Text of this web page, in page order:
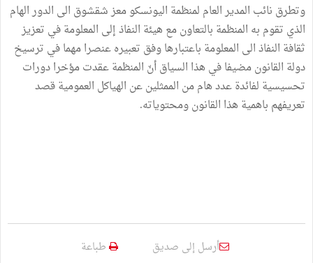
وتطرق نائب المدير العام لمنظمة اليونسكو معز شقشوق الى الدور الهام
الذي تقوم به المنظمة بالتعاون مع هيئة النفاذ إلى المعلومة في تعزيز
ثقافة النفاذ الى المعلومة باعتبارها وفق تعبيره عنصرا مهما في ترسيخ
دولة القانون مضيفا في هذا السياق أنّ المنظمة عقدت مؤخرا دورات
تحسيسية لفائدة عدد هام من الممثلين عن الهياكل العمومية قصد
تعريفهم باهمية هذا القانون ومحتوياته.
أرسل إلى صديق طباعة